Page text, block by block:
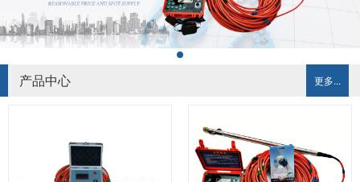
更多...
产品中心